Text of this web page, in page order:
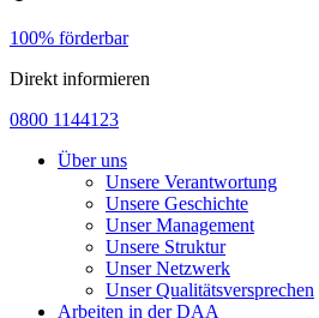
100% förderbar
Direkt informieren
0800 1144123
Über uns
Unsere Verantwortung
Unsere Geschichte
Unser Management
Unsere Struktur
Unser Netzwerk
Unser Qualitätsversprechen
Arbeiten in der DAA